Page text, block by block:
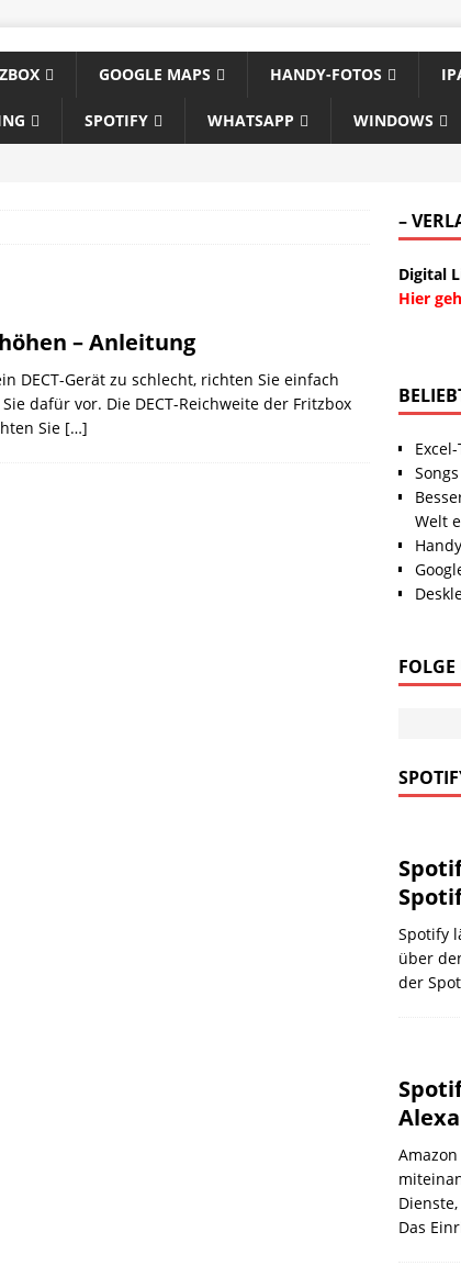
GOOGLE MAPS HANDY-FOTOS
SPOTIFY WHATSAPP WINDOWS
– Anleitung
DECT-Gerät zu schlecht, richten Sie einfach
dafür vor. Die DECT-Reichweite der Fritzbox
Sie […]
–
Digital
Hier
Welt
Spotify
über
der
Das